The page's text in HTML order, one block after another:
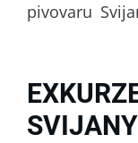
pivovaru
SVIJANY